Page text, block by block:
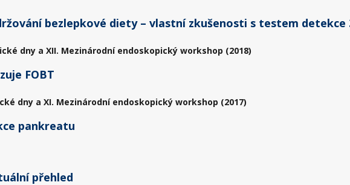
bezlepkové diety – vlastní zkušenosti s testem
dny a XII. Mezinárodní endoskopický workshop (2018)
FOBT
dny a XI. Mezinárodní endoskopický workshop (2017)
pankreatu
přehled